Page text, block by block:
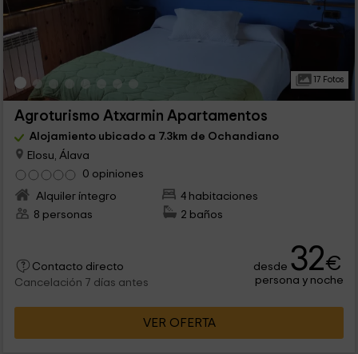
17 Fotos
Agroturismo Atxarmin Apartamentos
Alojamiento ubicado a 7.3km de Ochandiano
Elosu, Álava
0 opiniones
Alquiler íntegro
4 habitaciones
8 personas
2 baños
Contacto directo
Cancelación 7 días antes
desde 32€
persona y noche
VER OFERTA